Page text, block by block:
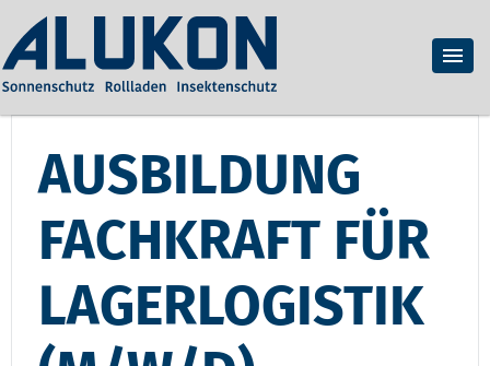
AUSBILDUNG
FACHKRAFT FÜR
LAGERLOGISTIK